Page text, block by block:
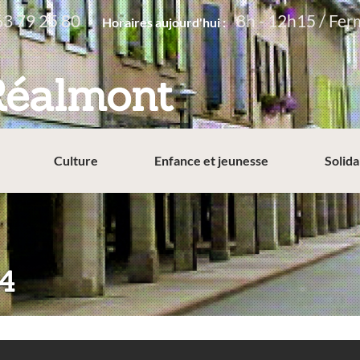
79 25 80 Horaires aujourd'hui : 8h - 12h15 /
Culture Enfance et jeunesse